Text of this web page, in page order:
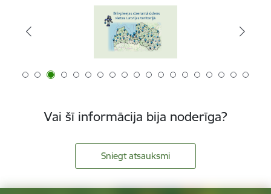
Vai šī informācija bija noderīga?
Sniegt atsauksmi